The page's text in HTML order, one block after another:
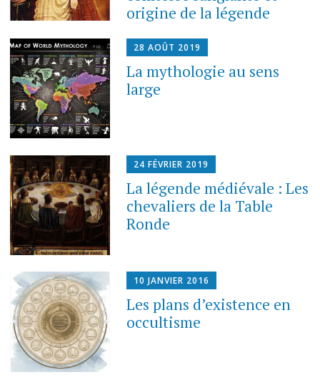
origine de la légende
28 AOÛT 2019
La mythologie au sens
large
24 FÉVRIER 2019
La légende médiévale : Les
chevaliers de la Table
Ronde
10 JANVIER 2016
Les plans d’existence en
occultisme